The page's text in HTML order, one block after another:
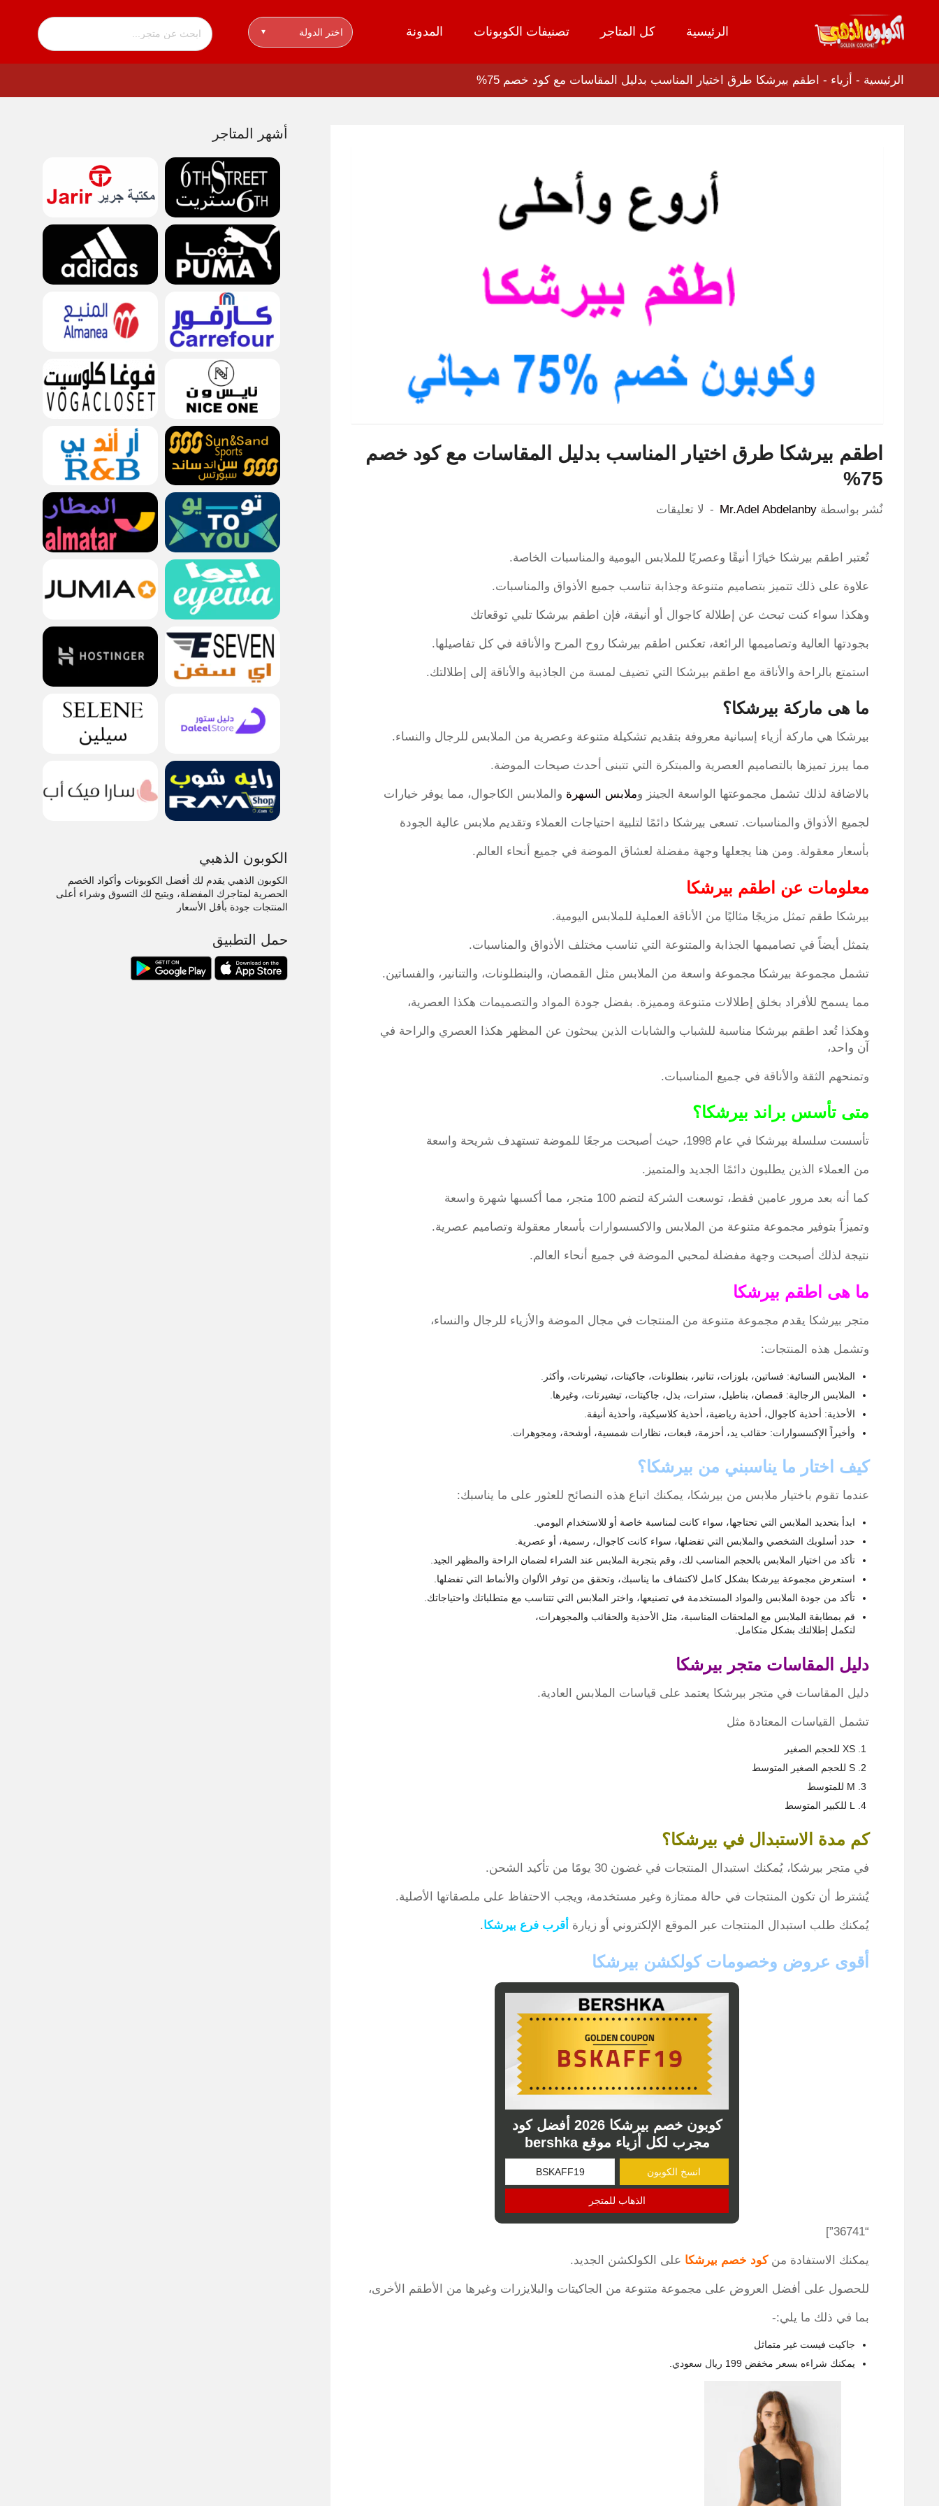
تخطي
المحتوى
الرئيسية كل المتاجر تصنيفات الكوبونات المدونة اختر الدولة ▾
الرئيسية - أزياء - اطقم بيرشكا طرق اختيار المناسب بدليل المقاسات مع كود خصم 75%
اطقم بيرشكا طرق اختيار المناسب بدليل المقاسات مع كود خصم
75%
نٌشر بواسطة Mr.Adel Abdelanby لا تعليقات
تُعتبر اطقم بيرشكا خيارًا أنيقًا وعصريًا للملابس اليومية والمناسبات الخاصة.
علاوة على ذلك تتميز بتصاميم متنوعة وجذابة تناسب جميع الأذواق والمناسبات.
وهكذا سواء كنت تبحث عن إطلالة كاجوال أو أنيقة، فإن اطقم بيرشكا تلبي توقعاتك
بجودتها العالية وتصاميمها الرائعة، تعكس اطقم بيرشكا روح المرح والأناقة في كل تفاصيلها.
استمتع بالراحة والأناقة مع اطقم بيرشكا التي تضيف لمسة من الجاذبية والأناقة إلى إطلالتك.
ما هى ماركة بيرشكا؟
بيرشكا هي ماركة أزياء إسبانية معروفة بتقديم تشكيلة متنوعة وعصرية من الملابس للرجال والنساء.
مما يبرز تميزها بالتصاميم العصرية والمبتكرة التي تتبنى أحدث صيحات الموضة.
بالاضافة لذلك تشمل مجموعتها الواسعة الجينز وملابس السهرة والملابس الكاجوال، مما يوفر خيارات
لجميع الأذواق والمناسبات. تسعى بيرشكا دائمًا لتلبية احتياجات العملاء وتقديم ملابس عالية الجودة
بأسعار معقولة. ومن هنا يجعلها وجهة مفضلة لعشاق الموضة في جميع أنحاء العالم.
معلومات عن اطقم بيرشكا
بيرشكا طقم تمثل مزيجًا مثاليًا من الأناقة العملية للملابس اليومية.
يتمثل أيضاً في تصاميمها الجذابة والمتنوعة التي تناسب مختلف الأذواق والمناسبات.
تشمل مجموعة بيرشكا مجموعة واسعة من الملابس مثل القمصان، والبنطلونات، والتنانير، والفساتين.
مما يسمح للأفراد بخلق إطلالات متنوعة ومميزة. بفضل جودة المواد والتصميمات هكذا العصرية،
وهكذا تُعد اطقم بيرشكا مناسبة للشباب والشابات الذين يبحثون عن المظهر هكذا العصري والراحة في
آن واحد،
وتمنحهم الثقة والأناقة في جميع المناسبات.
متى تأسس براند بيرشكا؟
تأسست سلسلة بيرشكا في عام 1998، حيث أصبحت مرجعًا للموضة تستهدف شريحة واسعة
من العملاء الذين يطلبون دائمًا الجديد والمتميز.
كما أنه بعد مرور عامين فقط، توسعت الشركة لتضم 100 متجر، مما أكسبها شهرة واسعة
وتميزاً بتوفير مجموعة متنوعة من الملابس والاكسسوارات بأسعار معقولة وتصاميم عصرية.
نتيجة لذلك أصبحت وجهة مفضلة لمحبي الموضة في جميع أنحاء العالم.
ما هى اطقم بيرشكا
متجر بيرشكا يقدم مجموعة متنوعة من المنتجات في مجال الموضة والأزياء للرجال والنساء،
وتشمل هذه المنتجات:
الملابس النسائية: فساتين، بلوزات، تنانير، بنطلونات، جاكيتات، تيشيرتات، وأكثر.
الملابس الرجالية: قمصان، بناطيل، سترات، بذل، جاكيتات، تيشيرتات، وغيرها.
الأحذية: أحذية كاجوال، أحذية رياضية، أحذية كلاسيكية، وأحذية أنيقة.
وأخيراً الإكسسوارات: حقائب يد، أحزمة، قبعات، نظارات شمسية، أوشحة، ومجوهرات.
كيف اختار ما يناسبني من بيرشكا؟
عندما تقوم باختيار ملابس من بيرشكا، يمكنك اتباع هذه النصائح للعثور على ما يناسبك:
ابدأ بتحديد الملابس التي تحتاجها، سواء كانت لمناسبة خاصة أو للاستخدام اليومي.
حدد أسلوبك الشخصي والملابس التي تفضلها، سواء كانت كاجوال، رسمية، أو عصرية.
تأكد من اختيار الملابس بالحجم المناسب لك، وقم بتجربة الملابس عند الشراء لضمان الراحة والمظهر الجيد.
استعرض مجموعة بيرشكا بشكل كامل لاكتشاف ما يناسبك، وتحقق من توفر الألوان والأنماط التي تفضلها.
تأكد من جودة الملابس والمواد المستخدمة في تصنيعها، واختر الملابس التي تتناسب مع متطلباتك واحتياجاتك.
قم بمطابقة الملابس مع الملحقات المناسبة، مثل الأحذية والحقائب والمجوهرات،
لتكمل إطلالتك بشكل متكامل.
دليل المقاسات متجر بيرشكا
دليل المقاسات في متجر بيرشكا يعتمد على قياسات الملابس العادية.
تشمل القياسات المعتادة مثل
XS للحجم الصغير
S للحجم الصغير المتوسط
M للمتوسط
L للكبير المتوسط
كم مدة الاستبدال في بيرشكا؟
في متجر بيرشكا، يُمكنك استبدال المنتجات في غضون 30 يومًا من تأكيد الشحن.
يُشترط أن تكون المنتجات في حالة ممتازة وغير مستخدمة، ويجب الاحتفاظ على ملصقاتها الأصلية.
يُمكنك طلب استبدال المنتجات عبر الموقع الإلكتروني أو زيارة أقرب فرع بيرشكا.
أقوى عروض وخصومات كولكشن بيرشكا
كوبون خصم بيرشكا 2026 أفضل كود
مجرب لكل أزياء موقع bershka
انسخ الكوبون
الذهاب للمتجر
“36741”]
يمكنك الاستفادة منكود خصم بيرشكا على الكولكشن الجديد.
للحصول على أفضل العروض على مجموعة متنوعة من الجاكيتات والبلايزرات وغيرها من الأطقم الأخرى،
بما في ذلك ما يلي:-
جاكيت فيست غير متماثل
يمكنك شراءه بسعر مخفض 199 ريال سعودي.
أشهر المتاجر
الكوبون الذهبي
الكوبون الذهبي يقدم لك أفضل الكوبونات وأكواد الخصم
الحصرية لمتاجرك المفضلة، ويتيح لك التسوق وشراء أعلى
المنتجات جودة بأقل الأسعار
حمل التطبيق